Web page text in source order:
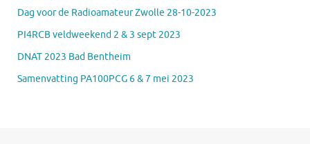
Dag voor de Radioamateur Zwolle 28-10-2023
PI4RCB veldweekend 2 & 3 sept 2023
DNAT 2023 Bad Bentheim
Samenvatting PA100PCG 6 & 7 mei 2023